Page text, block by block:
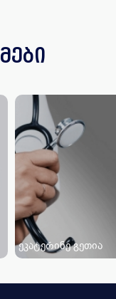
ეკატერინე გეთია